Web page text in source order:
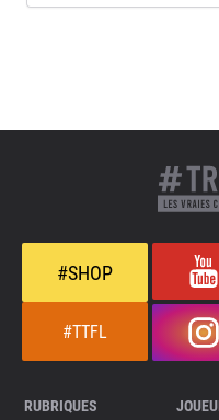
#SHOP
#TTFL
RUBRIQUES